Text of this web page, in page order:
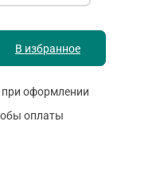
В избранное
оформлении
оплаты